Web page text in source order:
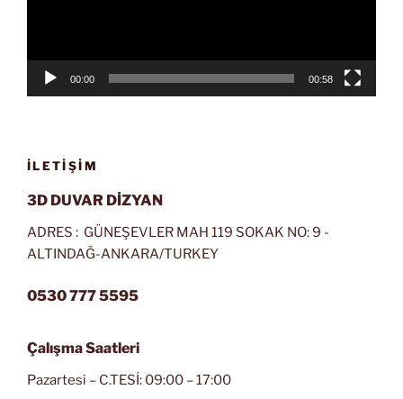
00:00 00:58
İLETIŞIM
3D DUVAR DİZYAN
ADRES : GÜNEŞEVLER MAH 119 SOKAK NO: 9 -
ALTINDAĞ-ANKARA/TURKEY
0530 777 5595
Çalışma Saatleri
Pazartesi – C.TESİ: 09:00 – 17:00